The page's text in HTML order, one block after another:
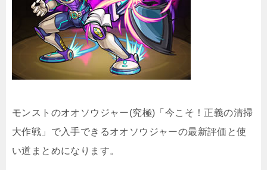
モンストのオオソウジャー(究極)「今こそ！正義の清掃
大作戦」で入手できるオオソウジャーの最新評価と使
い道まとめになります。